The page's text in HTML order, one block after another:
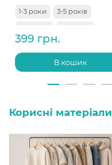
1-3 роки
3-5 років
9-11 років
399 грн.
В кошик
Корисні матеріали